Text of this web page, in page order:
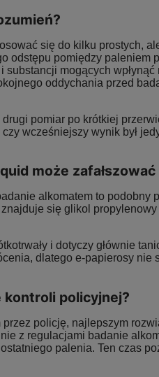
Elite + kalibracje
zł
349,00 zł
Alkomat
się do kilku prostych,
odstępu pomiędzy paleniem
mogących
oddychania przed
pomiar po krótkiej
wcześniejszy wynik był
może
alkomatem to podobny
się glikol
i dotyczy głównie
dlatego e-papierosy
kontroli policyjnej?
policję, najlepszym
z regulacjami badanie
palenia. Ten czas